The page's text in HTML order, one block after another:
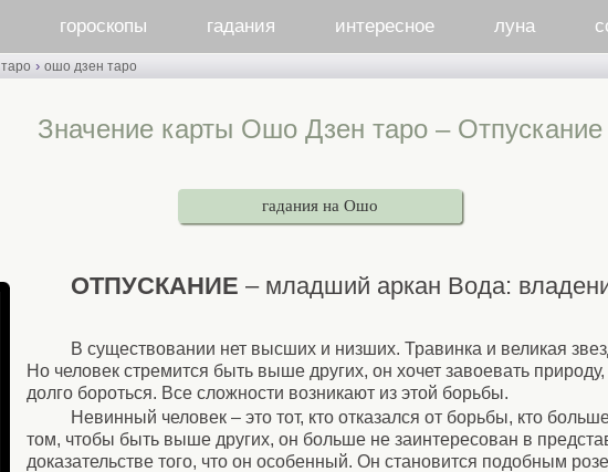
гороскопы гадания интересное луна
таро › ошо дзен таро
Значение карты Ошо Дзен таро – Отпускание
гадания на Ошо
ОТПУСКАНИЕ – младший аркан Вода:
В существовании нет высших и низших. Травинка и великая
Но человек стремится быть выше других, он хочет завоевать природу,
долго бороться. Все сложности возникают из этой борьбы.
Невинный человек – это тот, кто отказался от борьбы, кто
том, чтобы быть выше других, он больше не заинтересован в
доказательстве того, что он особенный. Он становится подобным